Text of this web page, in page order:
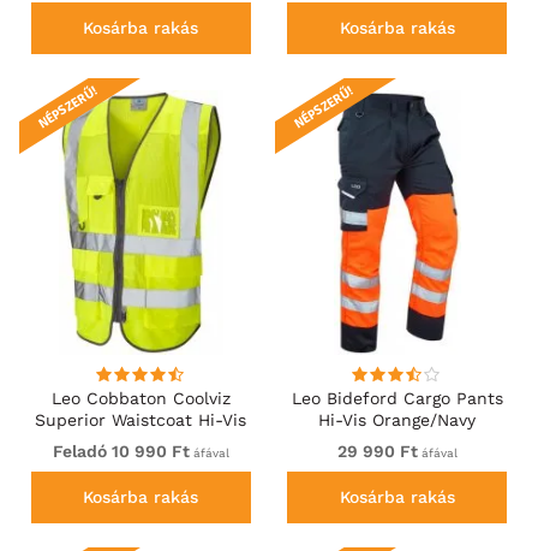
Kosárba rakás Kosárba rakás
Leo Cobbaton Coolviz
Superior Waistcoat Hi-Vis
Yellow
NÉPSZERŰ!
Feladó 10 990 Ftáfával
Kosárba rakás
Leo Bideford Cargo Pants
Hi-Vis Orange/Navy
NÉPSZERŰ!
29 990 Ftáfával
Kosárba rakás